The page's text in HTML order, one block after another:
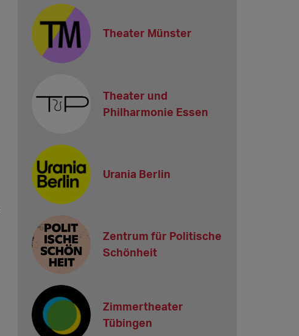
Theater Münster
Theater und
Philharmonie Essen
Urania Berlin
Zentrum für Politische
Schönheit
Zimmertheater
Tübingen